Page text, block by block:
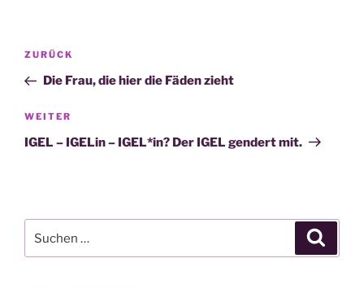
Beitragsnavigation
Vorheriger
Beitrag
ZURÜCK
Die Frau, die hier die Fäden zieht
Nächster
Beitrag
WEITER
IGEL – IGELin – IGEL*in? Der IGEL gendert mit.
nach: